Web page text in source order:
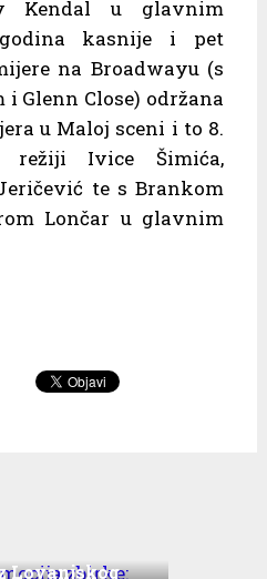
Kendal u glavnim
godina kasnije i pet
na Broadwayu (s
Glenn Close) održana
u Maloj sceni i to 8.
režiji Ivice Šimića,
te s Brankom
Lončar u glavnim
Lovanjskog